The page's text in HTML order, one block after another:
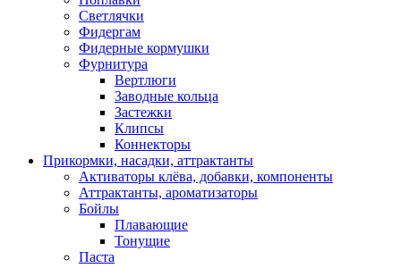
Светлячки
Фидергам
Фидерные кормушки
Фурнитура
Вертлюги
Заводные кольца
Застежки
Клипсы
Коннекторы
Прикормки, насадки, аттрактанты
Активаторы клёва, добавки, компоненты
Аттрактанты, ароматизаторы
Бойлы
Плавающие
Тонущие
Паста